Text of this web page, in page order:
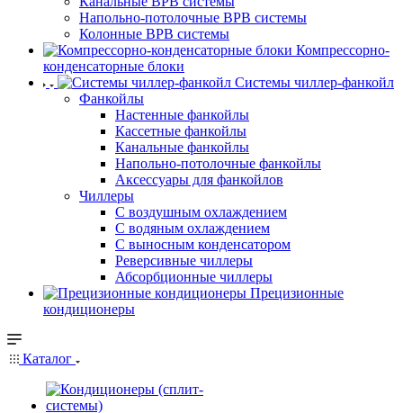
Напольно-потолочные ВРВ системы
Колонные ВРВ системы
Компрессорно-
конденсаторные блоки
Системы чиллер-фанкойл
Фанкойлы
Настенные фанкойлы
Кассетные фанкойлы
Канальные фанкойлы
Напольно-потолочные фанкойлы
Аксессуары для фанкойлов
Чиллеры
С воздушным охлаждением
С водяным охлаждением
С выносным конденсатором
Реверсивные чиллеры
Абсорбционные чиллеры
Прецизионные
кондиционеры
Каталог